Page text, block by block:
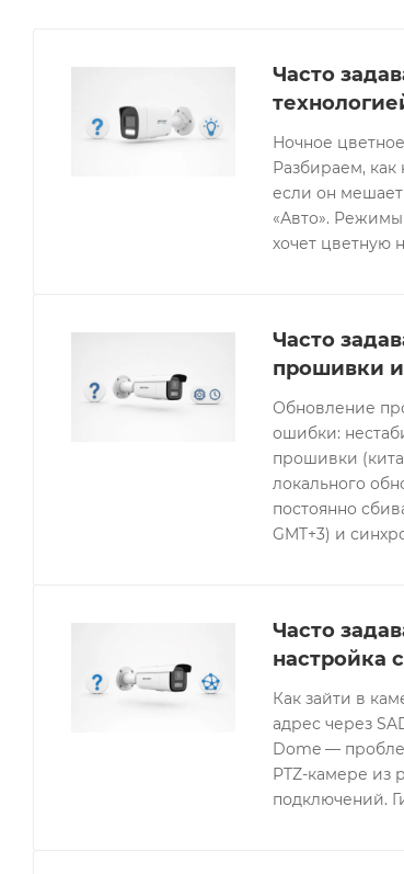
Часто
Ночное
Разбираем, как
если он
«Авто».
хочет цветную
Часто
прошивки
Обновление
ошибки:
прошивки
локального
постоянно
GMT+3) и
Часто
настройка
Как зайти в
адрес через
Dome —
PTZ-камере из
подключений.